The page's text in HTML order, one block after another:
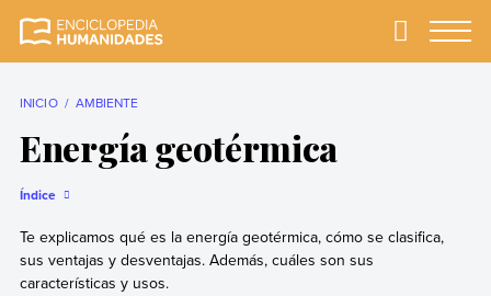
completa y más
Primary
INICIO AMBIENTE
Energía geotérmica
Índice
Te explicamos qué es la energía geotérmica, cómo se clasifica,
sus ventajas y desventajas. Además, cuáles son sus
características y usos.